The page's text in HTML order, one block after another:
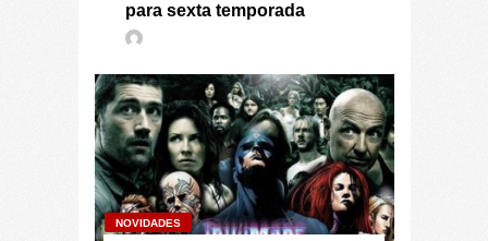
para sexta temporada
NOVIDADES